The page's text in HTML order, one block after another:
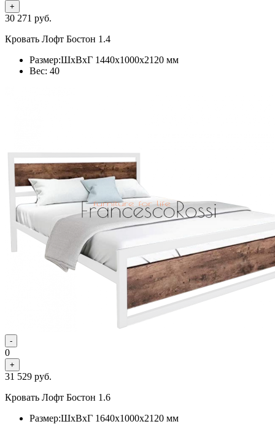
+
30 271 руб.
Кровать Лофт Бостон 1.4
Размер:ШхВхГ 1440x1000x2120 мм
Вес: 40
-
0
+
31 529 руб.
Кровать Лофт Бостон 1.6
Размер:ШхВхГ 1640x1000x2120 мм